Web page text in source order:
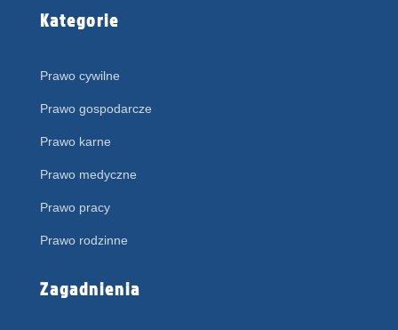
Kategorie
Prawo cywilne
Prawo gospodarcze
Prawo karne
Prawo medyczne
Prawo pracy
Prawo rodzinne
Zagadnienia